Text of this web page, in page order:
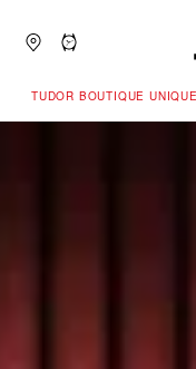
‭TUDOR BOUTIQUE